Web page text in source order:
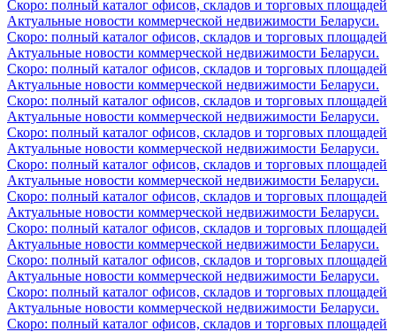
Скоро: полный каталог офисов, складов и торговых площадей
Актуальные новости коммерческой недвижимости Беларуси.
Скоро: полный каталог офисов, складов и торговых площадей
Актуальные новости коммерческой недвижимости Беларуси.
Скоро: полный каталог офисов, складов и торговых площадей
Актуальные новости коммерческой недвижимости Беларуси.
Скоро: полный каталог офисов, складов и торговых площадей
Актуальные новости коммерческой недвижимости Беларуси.
Скоро: полный каталог офисов, складов и торговых площадей
Актуальные новости коммерческой недвижимости Беларуси.
Скоро: полный каталог офисов, складов и торговых площадей
Актуальные новости коммерческой недвижимости Беларуси.
Скоро: полный каталог офисов, складов и торговых площадей
Актуальные новости коммерческой недвижимости Беларуси.
Скоро: полный каталог офисов, складов и торговых площадей
Актуальные новости коммерческой недвижимости Беларуси.
Скоро: полный каталог офисов, складов и торговых площадей
Актуальные новости коммерческой недвижимости Беларуси.
Скоро: полный каталог офисов, складов и торговых площадей
Актуальные новости коммерческой недвижимости Беларуси.
Скоро: полный каталог офисов, складов и торговых площадей